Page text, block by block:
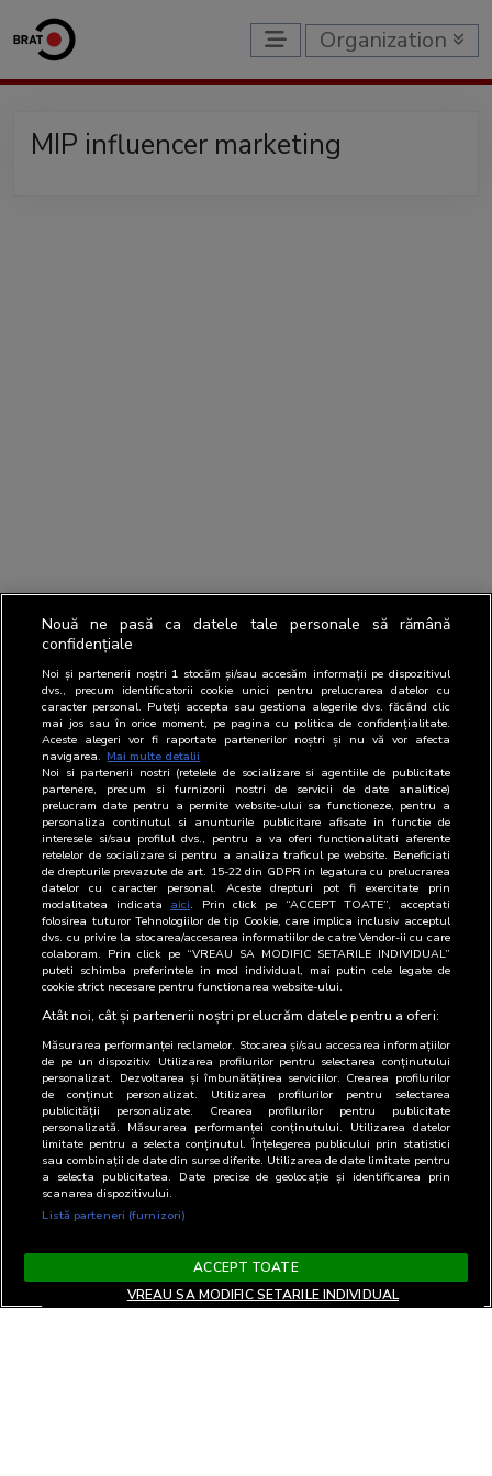
Organization
MIP influencer marketing
Nouă ne pasă ca datele tale personale să rămână
confidențiale
Noi și partenerii noștri 1 stocăm și/sau accesăm informații pe dispozitivul
dvs., precum identificatorii cookie unici pentru prelucrarea datelor cu
caracter personal. Puteți accepta sau gestiona alegerile dvs. făcând clic
mai jos sau în orice moment, pe pagina cu politica de confidențialitate.
Aceste alegeri vor fi raportate partenerilor noștri și nu vă vor afecta
navigarea. Mai multe detalii
Noi si partenerii nostri (retelele de socializare si agentiile de publicitate
partenere, precum si furnizorii nostri de servicii de date analitice)
prelucram date pentru a permite website-ului sa functioneze, pentru a
personaliza continutul si anunturile publicitare afisate in functie de
interesele si/sau profilul dvs., pentru a va oferi functionalitati aferente
retelelor de socializare si pentru a analiza traficul pe website. Beneficiati
de drepturile prevazute de art. 15-22 din GDPR in legatura cu prelucrarea
datelor cu caracter personal. Aceste drepturi pot fi exercitate prin
modalitatea indicata aici. Prin click pe “ACCEPT TOATE”, acceptati
folosirea tuturor Tehnologiilor de tip Cookie, care implica inclusiv acceptul
dvs. cu privire la stocarea/accesarea informatiilor de catre Vendor-ii cu care
colaboram. Prin click pe “VREAU SA MODIFIC SETARILE INDIVIDUAL”
puteti schimba preferintele in mod individual, mai putin cele legate de
cookie strict necesare pentru functionarea website-ului.
Atât noi, cât și partenerii noștri prelucrăm datele pentru a oferi:
Măsurarea performanței reclamelor. Stocarea și/sau accesarea informațiilor
de pe un dispozitiv. Utilizarea profilurilor pentru selectarea conținutului
personalizat. Dezvoltarea și îmbunătățirea serviciilor. Crearea profilurilor
de conținut personalizat. Utilizarea profilurilor pentru selectarea
publicității personalizate. Crearea profilurilor pentru publicitate
personalizată. Măsurarea performanței conținutului. Utilizarea datelor
limitate pentru a selecta conținutul. Înțelegerea publicului prin statistici
sau combinații de date din surse diferite. Utilizarea de date limitate pentru
a selecta publicitatea. Date precise de geolocație și identificarea prin
scanarea dispozitivului.
Listă parteneri (furnizori)
ACCEPT TOATE
VREAU SA MODIFIC SETARILE INDIVIDUAL